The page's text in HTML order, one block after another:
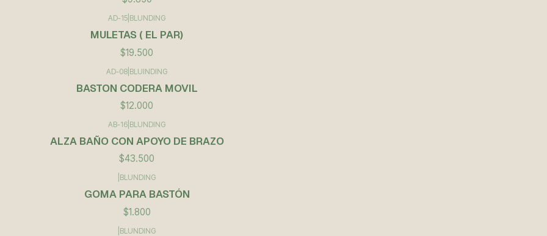
AD-15 BLUNDING
MULETAS ( EL PAR)
$19.500
AD-08 BLUINDING
BASTON CODERA MOVIL
$12.000
AB-16 BLUNDING
ALZA BAÑO CON APOYO DE BRAZO
$43.500
BLUNDING
GOMA PARA BASTÓN
$1.800
BLUNDING